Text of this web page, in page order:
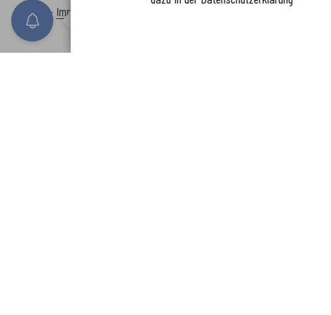
Inhalt - Impressum -
www.enkreis.de möchte Ihnen Benachrichtigunge